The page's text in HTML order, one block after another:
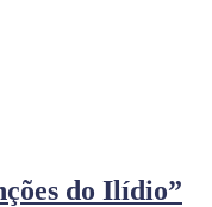
do Ilídio”